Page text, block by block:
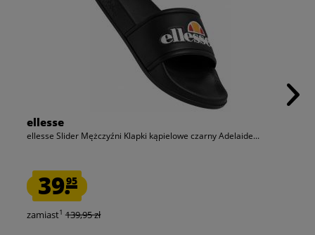
ellesse
ellesse Slider Mężczyźni Klapki kąpielowe czarny Adelaide...
39.95
zamiast1 139,95 zł